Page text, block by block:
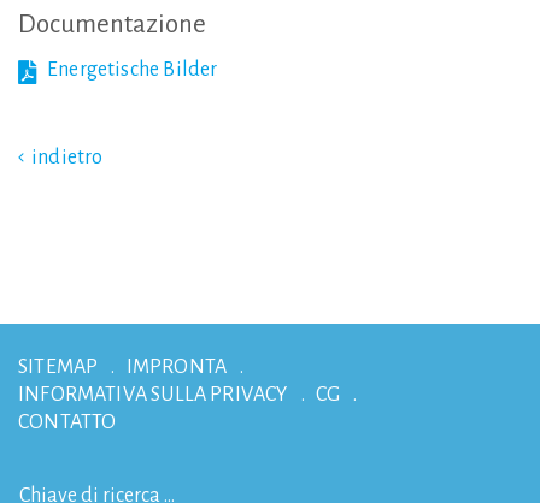
Documentazione
Energetische Bilder
indietro
SITEMAP
IMPRONTA
INFORMATIVA SULLA PRIVACY
CG
CONTATTO